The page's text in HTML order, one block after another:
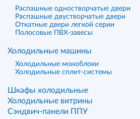
Распашные одностворчатые двери
Распашные двустворчатые двери
Откатные двери легкой серии
Полосовые ПВХ-завесы
Холодильные машины
Холодильные моноблоки
Холодильные сплит-системы
Шкафы холодильные
Холодильные витрины
Сэндвич-панели ППУ